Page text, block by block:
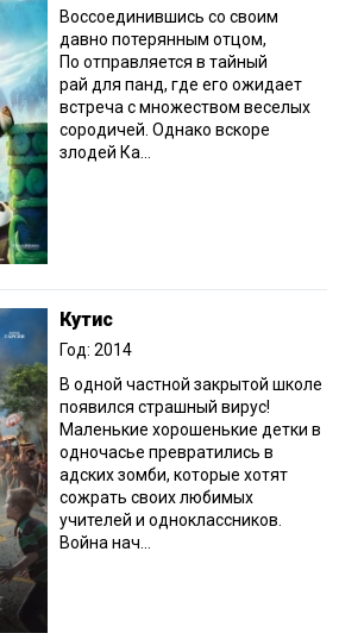
Воссоединившись со своим
давно потерянным отцом,
По отправляется в тайный
рай для панд, где его ожидает
встреча с множеством веселых
сородичей. Однако вскоре
злодей Ка...
Кутис
Год: 2014
В одной частной закрытой школе
появился страшный вирус!
Маленькие хорошенькие детки в
одночасье превратились в
адских зомби, которые хотят
сожрать своих любимых
учителей и одноклассников.
Война нач...